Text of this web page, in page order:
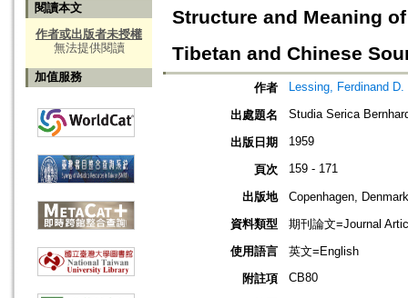
閱讀本文
作者或出版者未授權
無法提供閱讀
加值服務
Structure and Meaning
Tibetan and Chinese
作者 Lessing, Ferdinand D.
出處題名 Studia Serica
出版日期 1959
頁次 159 - 171
出版地
Copenhagen,
資料類型
期刊論文=Journal
使用語言
英文=English
附註項
CB80